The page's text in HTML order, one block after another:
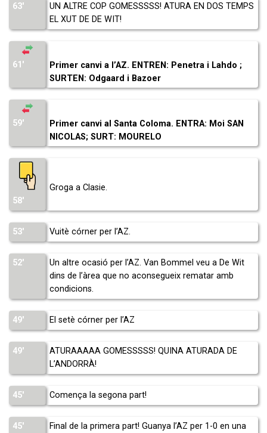
63′
UN ALTRE COP GOMESSSSS! ATURA EN DOS TEMPS
EL XUT DE DE WIT!
61′
Primer canvi a l’AZ. ENTREN: Penetra i Lahdo ;
SURTEN: Odgaard i Bazoer
59′
Primer canvi al Santa Coloma. ENTRA: Moi SAN
NICOLAS; SURT: MOURELO
58′
Groga a Clasie.
53′ Vuitè córner per l’AZ.
52′
Un altre ocasió per l’AZ. Van Bommel veu a De Wit
dins de l’àrea que no aconsegueix rematar amb
condicions.
49′ El setè córner per l’AZ
49′
ATURAAAAA GOMESSSSS! QUINA ATURADA DE
L’ANDORRÀ!
45′ Comença la segona part!
45′
Final de la primera part! Guanya l’AZ per 1-0 en una